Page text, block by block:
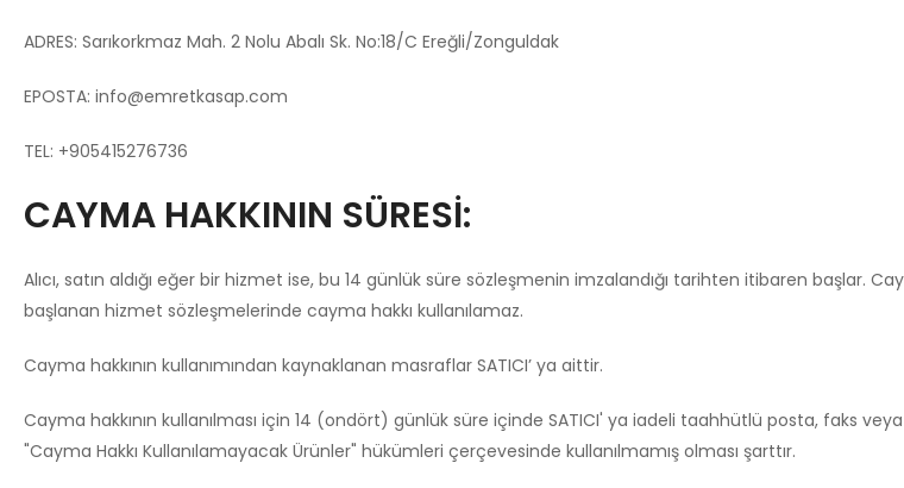
ADRES: Sarıkorkmaz Mah. 2 Nolu Abalı Sk. No:18/C Ereğli/Zonguldak
EPOSTA: info@emretkasap.com
TEL: +905415276736
CAYMA HAKKININ SÜRESİ:
Alıcı, satın aldığı eğer bir hizmet ise, bu 14 günlük süre sözleşmenin imzalandığı tarihten itibaren başlar.
başlanan hizmet sözleşmelerinde cayma hakkı kullanılamaz.
Cayma hakkının kullanımından kaynaklanan masraflar SATICI’ ya aittir.
Cayma hakkının kullanılması için 14 (ondört) günlük süre içinde SATICI' ya iadeli taahhütlü posta, faks
"Cayma Hakkı Kullanılamayacak Ürünler" hükümleri çerçevesinde kullanılmamış olması şarttır.